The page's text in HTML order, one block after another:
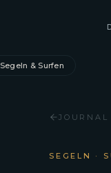
Segeln & Surfen
JOURNAL
SEGELN ·